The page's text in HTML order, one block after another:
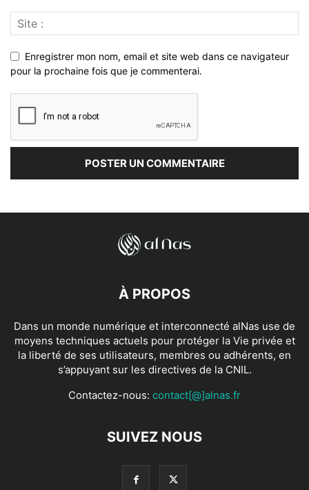
Enregistrer mon nom, email et site web dans ce navigateur
pour la prochaine fois que je commenterai.
À PROPOS
Dans un monde numérique et interconnecté alNas use de
moyens techniques actuels pour protéger la Vie privée et
la liberté de ses utilisateurs, membres ou adhérents, en
s’appuyant sur les directives de la CNIL.
Contactez-nous: contact[@]alnas.fr
SUIVEZ NOUS